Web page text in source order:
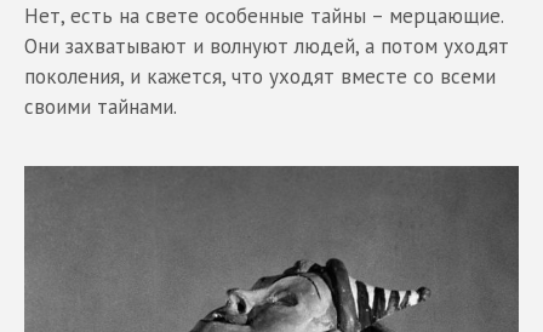
Нет, есть на свете особенные тайны – мерцающие.
Они захватывают и волнуют людей, а потом уходят
поколения, и кажется, что уходят вместе со всеми
своими тайнами.